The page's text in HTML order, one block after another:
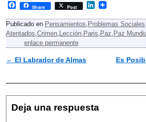
F
a
c
e
b
k
Share Post
L
n
k
e
Publicado en Pensamientos, Problemas Sociales
Atentados,Crimen, Lección, Paris, Paz, Paz
enlace permanente
Navegador de artículos
← El Labrador de Almas
Es
Deja una respuesta